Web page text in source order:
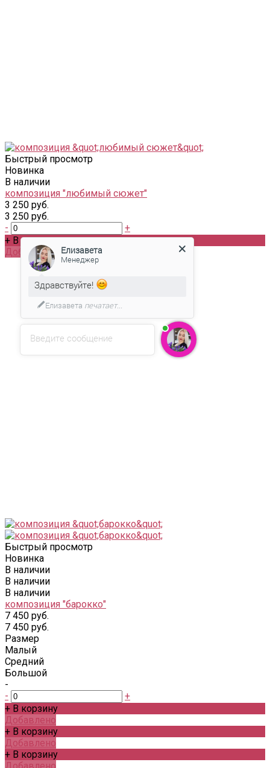
Быстрый просмотр
Новинка
В наличии
композиция "любимый сюжет"
3 250 руб.
3 250 руб.
-
+
+ В корзину
Добавлено
Быстрый просмотр
Новинка
В наличии
В наличии
В наличии
композиция "барокко"
7 450 руб.
7 450 руб.
Размер
Малый
Средний
Большой
-
-
+
+ В корзину
Добавлено
+ В корзину
Добавлено
+ В корзину
Введите сообщение
Менеджер
Здравствуйте!
Мы подготовили для Вас
специальное предложение!